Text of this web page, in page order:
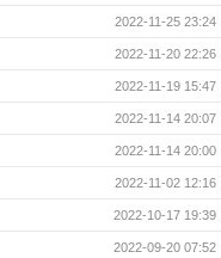
2022-11-25 23:24
2022-11-20 22:26
2022-11-19 15:47
2022-11-14 20:07
2022-11-14 20:00
2022-11-02 12:16
2022-10-17 19:39
2022-09-20 07:52